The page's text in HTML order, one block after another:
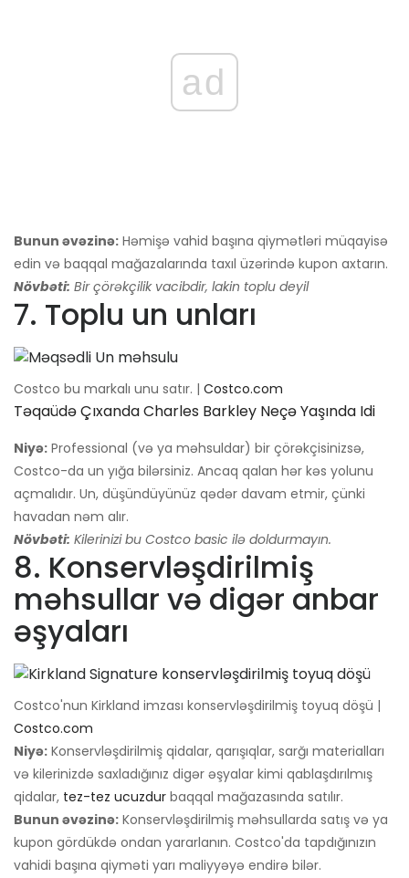
ad
Bunun əvəzinə: Həmişə vahid başına qiymətləri müqayisə
edin və baqqal mağazalarında taxıl üzərində kupon axtarın.
Növbəti: Bir çörəkçilik vacibdir, lakin toplu deyil
7. Toplu un unları
Costco bu markalı unu satır. | Costco.com
Təqaüdə Çıxanda Charles Barkley Neçə Yaşında Idi
Niyə: Professional (və ya məhsuldar) bir çörəkçisinizsə,
Costco-da un yığa bilərsiniz. Ancaq qalan hər kəs yolunu
açmalıdır. Un, düşündüyünüz qədər davam etmir, çünki
havadan nəm alır.
Növbəti: Kilerinizi bu Costco basic ilə doldurmayın.
8. Konservləşdirilmiş
məhsullar və digər anbar
əşyaları
Costco'nun Kirkland imzası konservləşdirilmiş toyuq döşü |
Costco.com
Niyə: Konservləşdirilmiş qidalar, qarışıqlar, sarğı materialları
və kilerinizdə saxladığınız digər əşyalar kimi qablaşdırılmış
qidalar, tez-tez ucuzdur baqqal mağazasında satılır.
Bunun əvəzinə: Konservləşdirilmiş məhsullarda satış və ya
kupon gördükdə ondan yararlanın. Costco'da tapdığınızın
vahidi başına qiyməti yarı maliyyəyə endirə bilər.